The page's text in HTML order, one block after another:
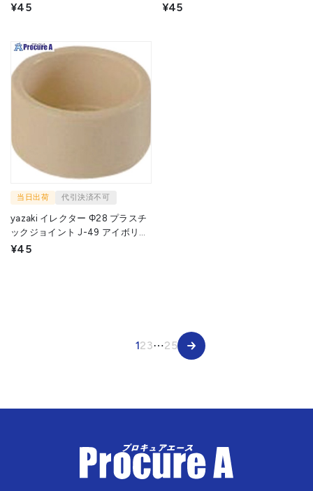
¥45 ¥45
当日出荷 代引決済不可
yazaki イレクター Φ28 プラスチ
ックジョイント J-49 アイボリー
¥45
123⋯25